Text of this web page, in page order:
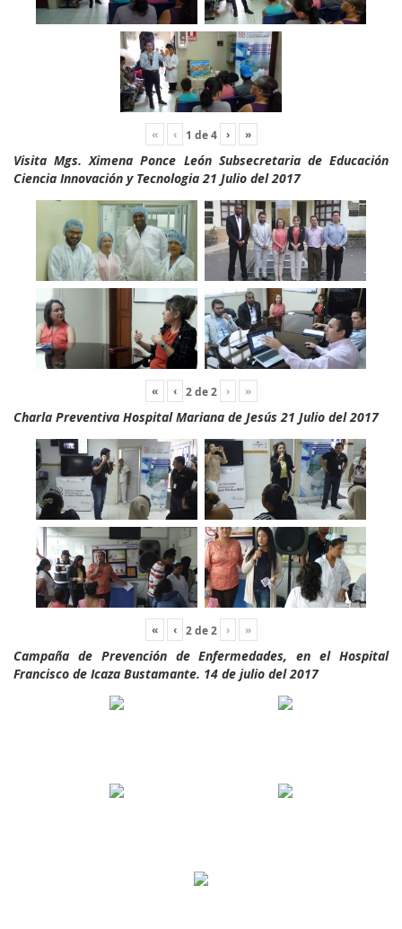
« ‹ 1 de4 › »
Visita Mgs. Ximena Ponce León Subsecretaria de Educación
Ciencia Innovación y Tecnologia 21 Julio del 2017
« ‹ 2de2 › »
Charla Preventiva Hospital Mariana de Jesús 21 Julio del 2017
« ‹ 2de2 › »
Campaña de Prevención de Enfermedades, en el Hospital
Francisco de Icaza Bustamante. 14 de julio del 2017